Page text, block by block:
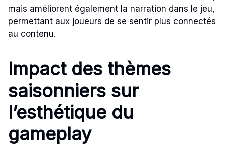
mais améliorent également la narration dans le jeu,
permettant aux joueurs de se sentir plus connectés
au contenu.
Impact des thèmes
saisonniers sur
l’esthétique du
gameplay